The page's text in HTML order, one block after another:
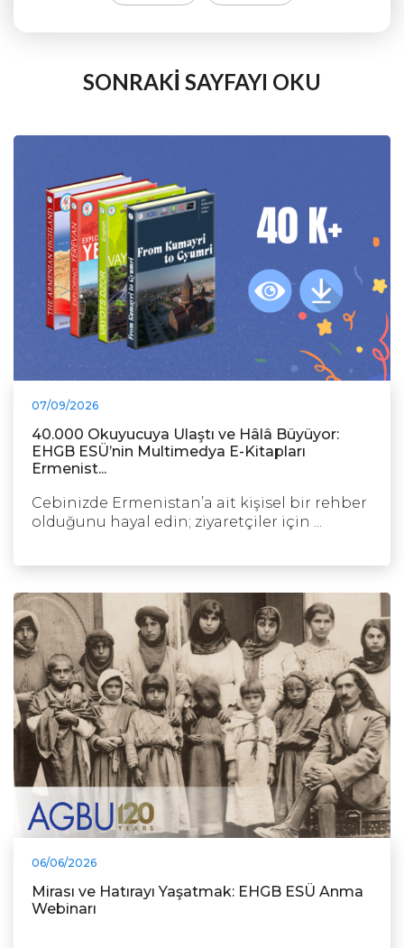
SONRAKİ SAYFAYI OKU
07/09/2026
40.000 Okuyucuya Ulaştı ve Hâlâ Büyüyor:
EHGB ESÜ’nin Multimedya E-Kitapları
Ermenist...
Cebinizde Ermenistan’a ait kişisel bir rehber
olduğunu hayal edin; ziyaretçiler için ...
06/06/2026
Mirası ve Hatırayı Yaşatmak: EHGB ESÜ Anma
Webinarı